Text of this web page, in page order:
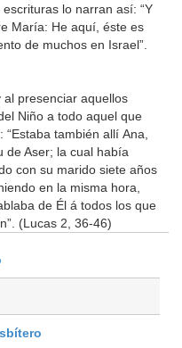
lo narran así: “Y
María: He aquí, éste es
de muchos en Israel”.
presenciar aquellos
Niño a todo aquel que
también allí Ana,
de Aser; la cual había
con su marido siete años
en la misma hora,
de Él á todos los que
(Lucas 2, 36-46)